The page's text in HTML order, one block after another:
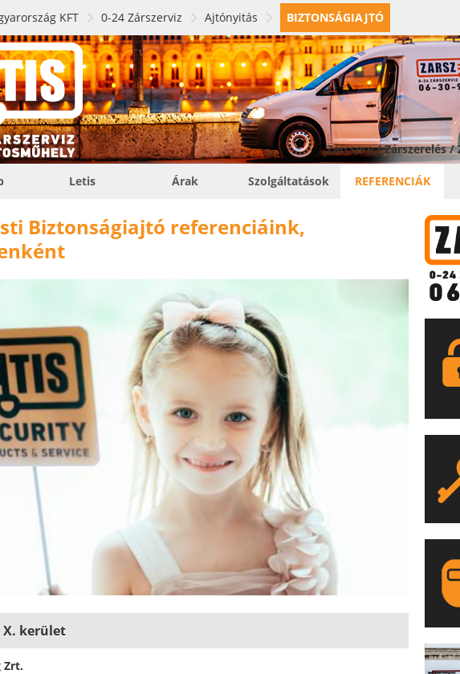
KFT 0-24 Zárszerviz Ajtónyitás BIZTONSÁGIAJTÓ
Zárcsere / Zárszerelés
Letis Árak Szolgáltatások REFERENCIÁK
Biztonságiajtó referenciáink,
X. kerület
Zrt.